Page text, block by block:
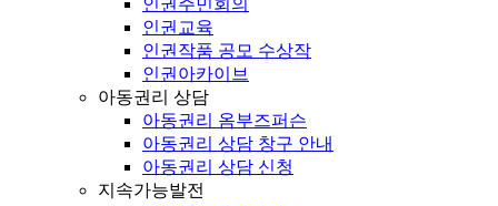
인권주민회의
인권교육
인권작품 공모 수상작
인권아카이브
아동권리 상담
아동권리 옴부즈퍼슨
아동권리 상담 창구 안내
아동권리 상담 신청
지속가능발전